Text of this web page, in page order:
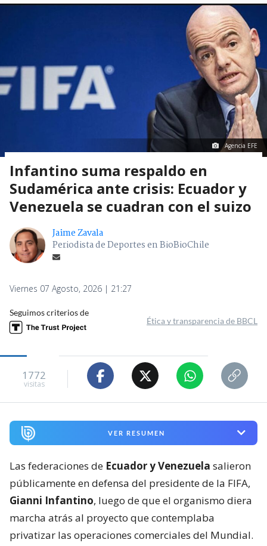
Agencia EFE
Infantino suma respaldo en
Sudamérica ante crisis: Ecuador y
Venezuela se cuadran con el suizo
Jaime Zavala
Periodista de Deportes en BioBioChile
Viernes 07 Agosto, 2026 | 21:27
Seguimos criterios de
Ética y transparencia de BBCL
1772
visitas
VER RESUMEN
Las federaciones de Ecuador y Venezuela salieron
públicamente en defensa del presidente de la FIFA,
Gianni Infantino, luego de que el organismo diera
marcha atrás al proyecto que contemplaba
privatizar las operaciones comerciales del Mundial.